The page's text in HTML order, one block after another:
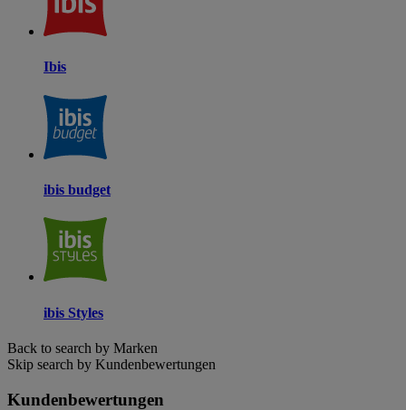
Ibis
ibis budget
ibis Styles
Back to search by Marken
Skip search by Kundenbewertungen
Kundenbewertungen